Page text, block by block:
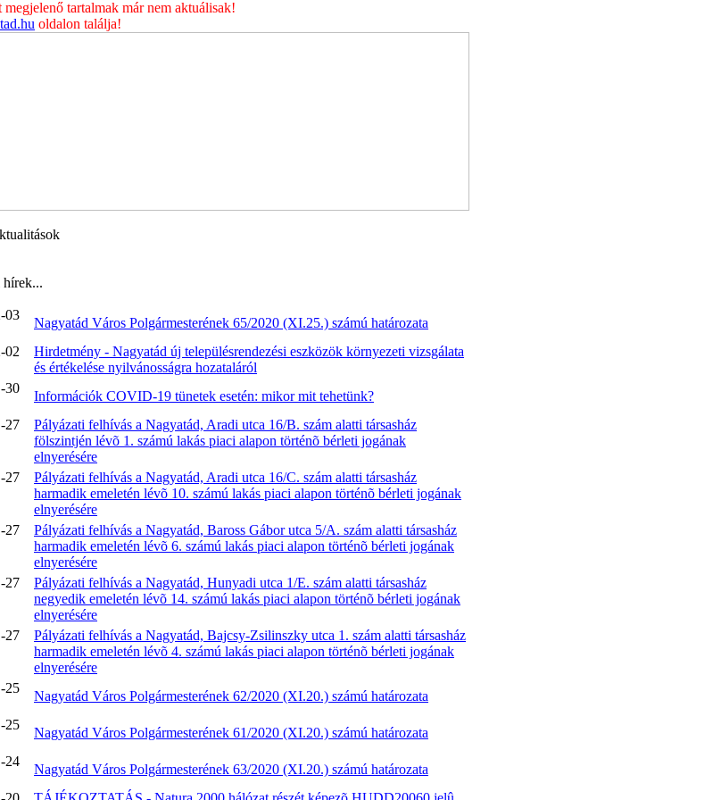
tartalmak már nem aktuálisak!
oldalon találja!
03
Nagyatád Város Polgármesterének 65/2020 (XI.25.) számú határozata
02
Hirdetmény - Nagyatád új településrendezési eszközök környezeti vizsgálata
és értékelése nyilvánosságra hozataláról
30
Információk COVID-19 tünetek esetén: mikor mit tehetünk?
27
Pályázati felhívás a Nagyatád, Aradi utca 16/B. szám alatti társasház
fölszintjén lévõ 1. számú lakás piaci alapon történõ bérleti jogának
elnyerésére
27
Pályázati felhívás a Nagyatád, Aradi utca 16/C. szám alatti társasház
harmadik emeletén lévõ 10. számú lakás piaci alapon történõ bérleti jogának
elnyerésére
27
Pályázati felhívás a Nagyatád, Baross Gábor utca 5/A. szám alatti társasház
harmadik emeletén lévõ 6. számú lakás piaci alapon történõ bérleti jogának
elnyerésére
27
Pályázati felhívás a Nagyatád, Hunyadi utca 1/E. szám alatti társasház
negyedik emeletén lévõ 14. számú lakás piaci alapon történõ bérleti jogának
elnyerésére
27
Pályázati felhívás a Nagyatád, Bajcsy-Zsilinszky utca 1. szám alatti társasház
harmadik emeletén lévõ 4. számú lakás piaci alapon történõ bérleti jogának
elnyerésére
25
Nagyatád Város Polgármesterének 62/2020 (XI.20.) számú határozata
25
Nagyatád Város Polgármesterének 61/2020 (XI.20.) számú határozata
24
Nagyatád Város Polgármesterének 63/2020 (XI.20.) számú határozata